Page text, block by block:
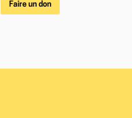
Faire un don